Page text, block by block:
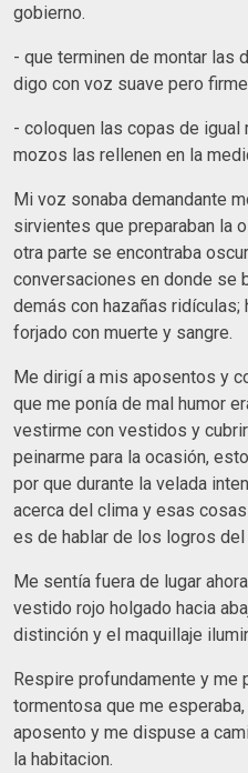
gobierno.
- que terminen de montar las
digo con voz suave pero
- coloquen las copas de igual
mozos las rellenen en la
Mi voz sonaba demandante
sirvientes que preparaban la
otra parte se encontraba
conversaciones en donde se
demás con hazañas
forjado con muerte y sangre.
Me dirigí a mis aposentos y
que me ponía de mal humor
vestirme con vestidos y
peinarme para la ocasión,
por que durante la velada
acerca del clima y esas
es de hablar de los logros del
Me sentía fuera de lugar
vestido rojo holgado hacia
distinción y el maquillaje
Respire profundamente y me
tormentosa que me
aposento y me dispuse a
la habitacion.